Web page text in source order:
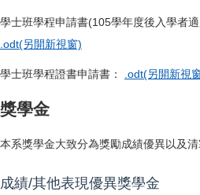
學士班學程申請書(105學年度後入學者適
.odt(另開新視窗)
學士班學程證書申請書： .odt(另開新視
獎學金
本系獎學金大致分為獎勵成績優異以及
成績/其他表現優異獎學金